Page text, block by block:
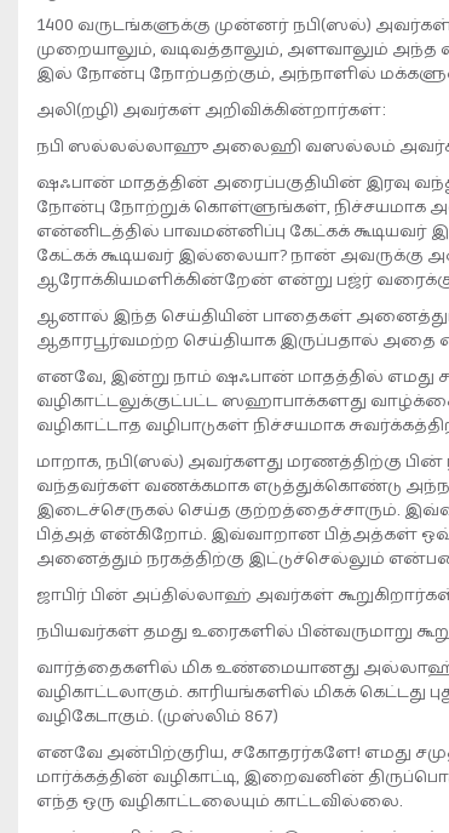
1400 வருடங்களுக்கு முன்னர் நபி(ஸல்)
முறையாலும், வடிவத்தாலும், அளவாலும்
இல் நோன்பு நோற்பதற்கும், அந்நாளில்
அலி(றழி) அவர்கள் அறிவிக்கின்றார்கள்:
நபி ஸல்லல்லாஹு அலைஹி வஸல்லம் அவர்கள்
ஷஃபான் மாதத்தின் அரைப்பகுதியின் இரவு
நோன்பு நோற்றுக் கொள்ளுங்கள், நிச்சயமாக
என்னிடத்தில் பாவமன்னிப்பு கேட்கக்
கேட்கக் கூடியவர் இல்லையா? நான்
ஆரோக்கியமளிக்கின்றேன் என்று பஜ்ர்
ஆனால் இந்த செய்தியின் பாதைகள்
ஆதாரபூர்வமற்ற செய்தியாக இருப்பதால் அதை
எனவே, இன்று நாம் ஷஃபான் மாதத்தில் எமது
வழிகாட்டலுக்குட்பட்ட ஸஹாபாக்களது
வழிகாட்டாத வழிபாடுகள் நிச்சயமாக
மாறாக, நபி(ஸல்) அவர்களது மரணத்திற்கு
வந்தவர்கள் வணக்கமாக எடுத்துக்கொண்டு
இடைச்செருகல் செய்த குற்றத்தைச்சாரும்.
பித்அத் என்கிறோம். இவ்வாறான பித்அத்கள்
அனைத்தும் நரகத்திற்கு இட்டுச்செல்லும்
ஜாபிர் பின் அப்தில்லாஹ் அவர்கள்
நபியவர்கள் தமது உரைகளில் பின்வருமாறு
வார்த்தைகளில் மிக உண்மையானது
வழிகாட்டலாகும். காரியங்களில் மிகக்
வழிகேடாகும். (முஸ்லிம் 867)
எனவே அன்பிற்குரிய, சகோதரர்களே! எமது
மார்க்கத்தின் வழிகாட்டி, இறைவனின்
எந்த ஒரு வழிகாட்டலையும் காட்டவில்லை.